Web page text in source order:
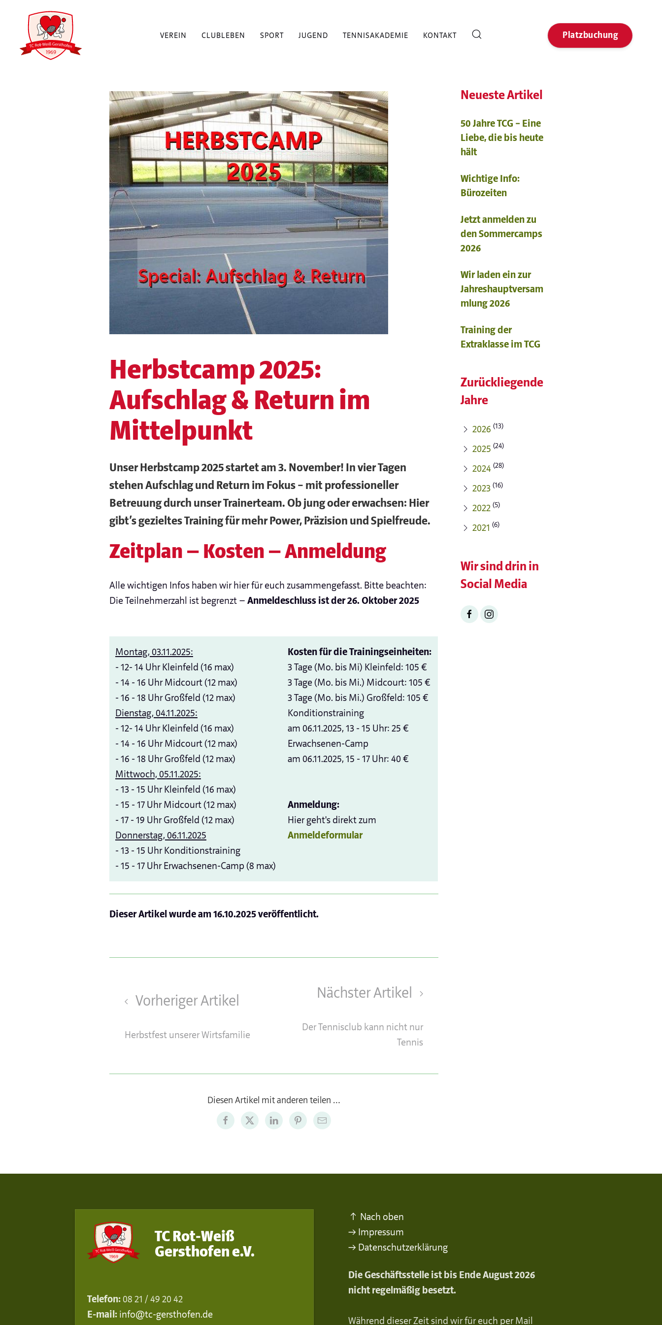
VEREIN CLUBLEBEN SPORT JUGEND TENNISAKADEMIE KONTAKT Platzbuchung
Herbstcamp 2025:
Aufschlag & Return im
Mittelpunkt
Unser Herbstcamp 2025 startet am 3. November! In vier Tagen
stehen Aufschlag und Return im Fokus – mit professioneller
Betreuung durch unser Trainerteam. Ob jung oder erwachsen: Hier
gibt’s gezieltes Training für mehr Power, Präzision und Spielfreude.
Zeitplan — Kosten — Anmeldung
Alle wichtigen Infos haben wir hier für euch zusammengefasst. Bitte beachten:
Die Teilnehmerzahl ist begrenzt — Anmeldeschluss ist der 26. Oktober 2025
Montag, 03.11.2025:
- 12- 14 Uhr Kleinfeld (16 max)
- 14 - 16 Uhr Midcourt (12 max)
- 16 - 18 Uhr Großfeld (12 max)
Dienstag, 04.11.2025:
- 12- 14 Uhr Kleinfeld (16 max)
- 14 - 16 Uhr Midcourt (12 max)
- 16 - 18 Uhr Großfeld (12 max)
Mittwoch, 05.11.2025:
- 13 - 15 Uhr Kleinfeld (16 max)
- 15 - 17 Uhr Midcourt (12 max)
- 17 - 19 Uhr Großfeld (12 max)
Donnerstag, 06.11.2025
- 13 - 15 Uhr Konditionstraining
- 15 - 17 Uhr Erwachsenen-Camp (8 max)
Kosten für die Trainingseinheiten:
3 Tage (Mo. bis Mi) Kleinfeld: 105 €
3 Tage (Mo. bis Mi.) Midcourt: 105 €
3 Tage (Mo. bis Mi.) Großfeld: 105 €
Konditionstraining
am 06.11.2025, 13 - 15 Uhr: 25 €
Erwachsenen-Camp
am 06.11.2025, 15 - 17 Uhr: 40 €
Anmeldung:
Hier geht's direkt zum
Anmeldeformular
Dieser Artikel wurde am16.10.2025veröffentlicht.
Vorheriger Artikel
Herbstfest unserer Wirtsfamilie
Nächster Artikel
Der Tennisclub kann nicht nur
Tennis
Diesen Artikel mit anderen teilen …
Neueste Artikel
50 Jahre TCG – Eine
Liebe, die bis heute
hält
Wichtige Info:
Bürozeiten
Jetzt anmelden zu
den Sommercamps
2026
Wir laden ein zur
Jahreshauptversam
mlung 2026
Training der
Extraklasse im TCG
Zurückliegende
Jahre
2026 (13)
2025 (24)
2024 (28)
2023 (16)
2022 (5)
2021 (6)
Wir sind drin in
Social Media
TC Rot-Weiß
Gersthofen e.V.
Telefon: 08 21 / 49 20 42
E-mail: info@tc-gersthofen.de
↑ Nach oben
→ Impressum
→ Datenschutzerklärung
Die Geschäftsstelle ist bis Ende August 2026
nicht regelmäßig besetzt.
Während dieser Zeit sind wir für euch per Mail